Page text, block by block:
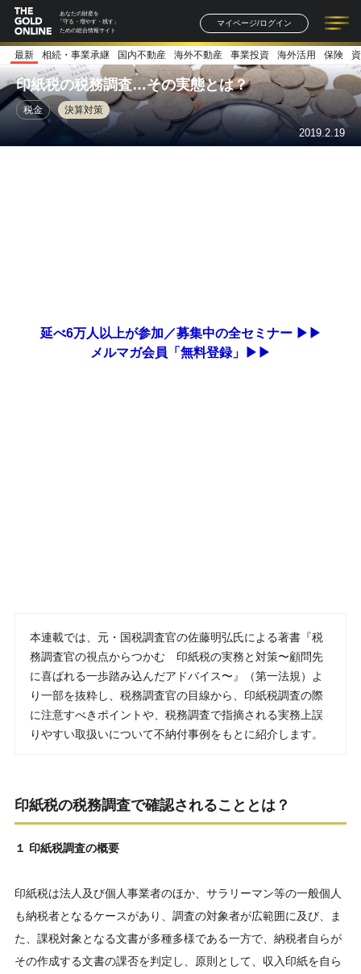
あなたの財産を
「守る・増やす・残す」
ための総合情報サイト
マイページ/ログイン
記事一覧 連載一覧
著者一覧 書籍一覧
最新 相続・事業承継 国内不動産 海外不動産 事業投資 海外活用 保険
印紙税の税務調査…その実態とは？
税金 決算対策
2019.2.19
延べ6万人以上が参加／募集中の全セミナー ▶▶
メルマガ会員「無料登録」▶▶
本連載では、元・国税調査官の佐藤明弘氏による著書『税
務調査官の視点からつかむ 印紙税の実務と対策〜顧問先
に喜ばれる一歩踏み込んだアドバイス〜』（第一法規）よ
り一部を抜粋し、税務調査官の目線から、印紙税調査の際
に注意すべきポイントや、税務調査で指摘される実務上誤
りやすい取扱いについて不納付事例をもとに紹介します。
印紙税の税務調査で確認されることとは？
１ 印紙税調査の概要
印紙税は法人及び個人事業者のほか、サラリーマン等の一般個人
も納税者となるケースがあり、調査の対象者が広範囲に及び、ま
た、課税対象となる文書が多種多様である一方で、納税者自らが
その作成する文書の課否を判定し、原則として、収入印紙を自ら